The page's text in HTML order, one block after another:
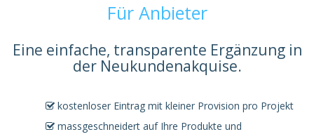
Für Anbieter
Eine einfache, transparente Ergänzung in
der Neukundenakquise.
kostenloser Eintrag mit kleiner Provision pro Projekt
massgeschneidert auf Ihre Produkte und